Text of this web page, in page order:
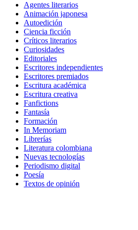
Agentes literarios
Animación japonesa
Autoedición
Ciencia ficción
Críticos literarios
Curiosidades
Editoriales
Escritores independientes
Escritores premiados
Escritura académica
Escritura creativa
Fanfictions
Fantasía
Formación
In Memoriam
Librerías
Literatura colombiana
Nuevas tecnologías
Periodismo digital
Poesía
Textos de opinión